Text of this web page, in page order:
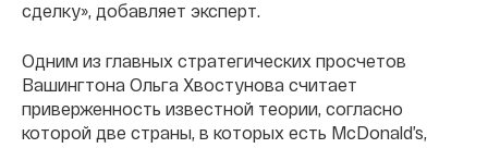
сделку», добавляет эксперт.
Одним из главных стратегических просчетов
Вашингтона Ольга Хвостунова считает
приверженность известной теории, согласно
которой две страны, в которых есть McDonald’s,